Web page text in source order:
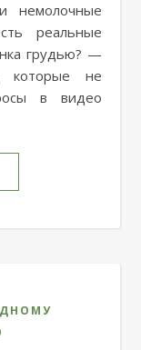
реальные
грудью? —
которые не
в видео